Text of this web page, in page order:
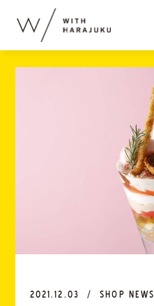
2021.12.03 SHOP NEWS